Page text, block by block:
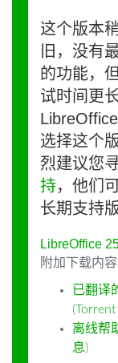
这个版本
旧，没有
的功能，
试时间更
选择这个
烈建议您
持，他们
长期支持版
LibreOffice
附加下载内
已翻译
(
离线帮
息)